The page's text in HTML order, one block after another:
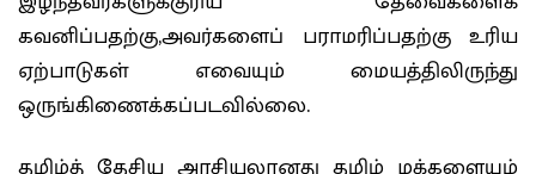
கவனிப்பதற்கு,அவர்களைப் பராமரிப்பதற்கு உரிய
ஏற்பாடுகள் எவையும் மையத்திலிருந்து
ஒருங்கிணைக்கப்படவில்லை.